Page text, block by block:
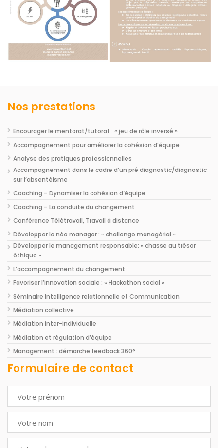
Nos prestations
Encourager le mentorat/tutorat : « jeu de rôle inversé »
Accompagnement pour améliorer la cohésion d’équipe
Analyse des pratiques professionnelles
Accompagnement dans le cadre d’un pré diagnostic/diagnostic
sur l’absentéisme
Coaching – Dynamiser la cohésion d’équipe
Coaching – La conduite du changement
Conférence Télétravail, Travail à distance
Développer le néo manager : « challenge managérial »
Développer le management responsable: « chasse au trésor
éthique »
L’accompagnement du changement
Favoriser l’innovation sociale : « Hackathon social »
Séminaire Intelligence relationnelle et Communication
Médiation collective
Médiation inter-individuelle
Médiation et régulation d’équipe
Management : démarche feedback 360°
Formulaire de contact